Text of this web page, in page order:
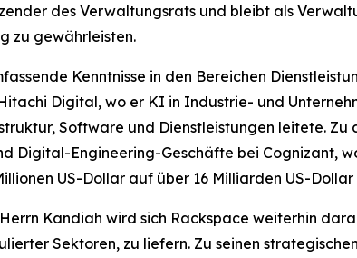
des Verwaltungsrats und bleibt als
zu gewährleisten.
Kenntnisse in den Bereichen
Digital, wo er KI in Industrie- und
Software und Dienstleistungen leitete.
Digital-Engineering-Geschäfte bei Cognizant,
US-Dollar auf über 16 Milliarden US-
Kandiah wird sich Rackspace weiterhin
Sektoren, zu liefern. Zu seinen